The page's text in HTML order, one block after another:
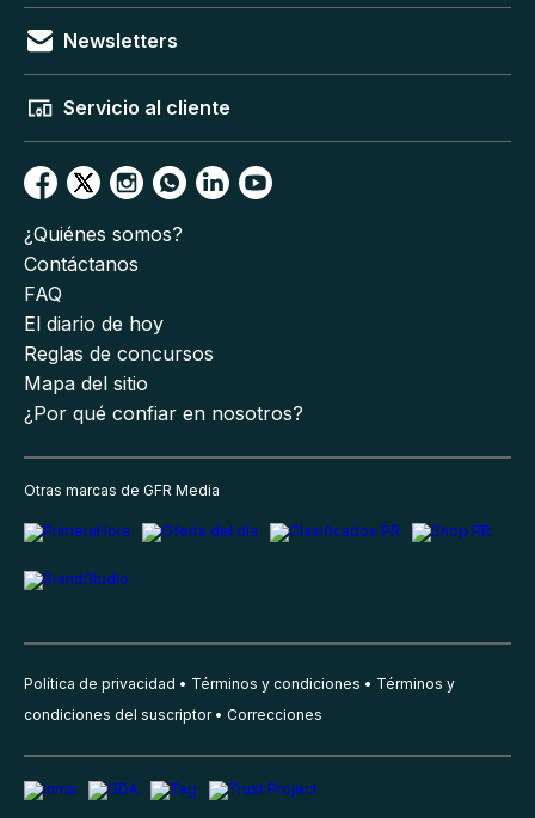
Newsletters
Servicio al cliente
¿Quiénes somos?
Contáctanos
FAQ
El diario de hoy
Reglas de concursos
Mapa del sitio
¿Por qué confiar en nosotros?
Otras marcas de GFR Media
Política de privacidad Términos y condiciones
Términos y
condiciones del suscriptor
Correcciones